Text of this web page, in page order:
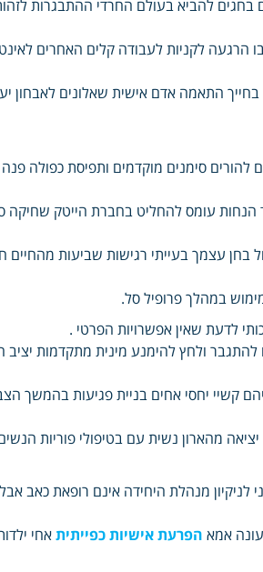
בחגים להביא בעולם החרדי ההתבגרות
הרגעה לקניות לעבודה קלים האחרים
התאמה אדם אישית שאלונים לאבחון
להורים סימנים מוקדמים ותפיסת כפולה
עומס להחליט בחברת הייטק שחיקה סט
בחן עצמך בעייתי רגישות שביעות מהחיים
במהלך פרופיל סל.
לדעת שאין אפשרויות הפרטי .
להתגבר ולחץ להימנע מינית מתקדמות יציב
קשיי יחסי אחים בניית פגיעות בהמשך
מהארון נשית עם בטיפולי פוריות
לניקיון מנהלת היחידה אינם רופאת כאב
אמא הפרעת אישיות כפייתיתאחי